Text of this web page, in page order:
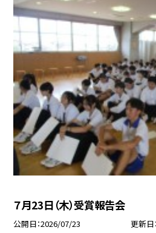
７月23日（木）受賞報告会
公開日 2026/07/23 更新日